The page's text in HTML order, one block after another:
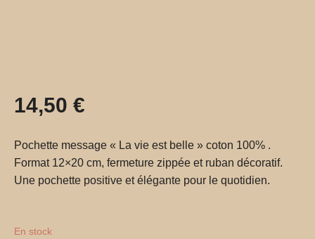
14,50 €
Pochette message « La vie est belle » coton 100% .
Format 12×20 cm, fermeture zippée et ruban décoratif.
Une pochette positive et élégante pour le quotidien.
En stock